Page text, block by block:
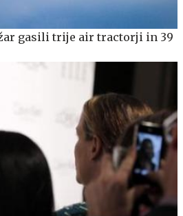
gasili trije air tractorji in 39